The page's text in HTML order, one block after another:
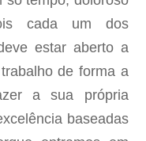
cada um dos
estar aberto a
de forma a
a sua própria
baseadas